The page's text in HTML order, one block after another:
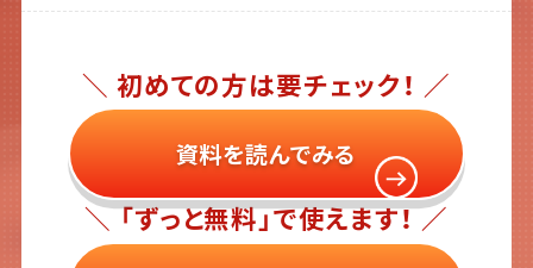
＼ 初めての方は要チェック！ ／
資料を読んでみる
＼ 「ずっと無料」で使えます！ ／